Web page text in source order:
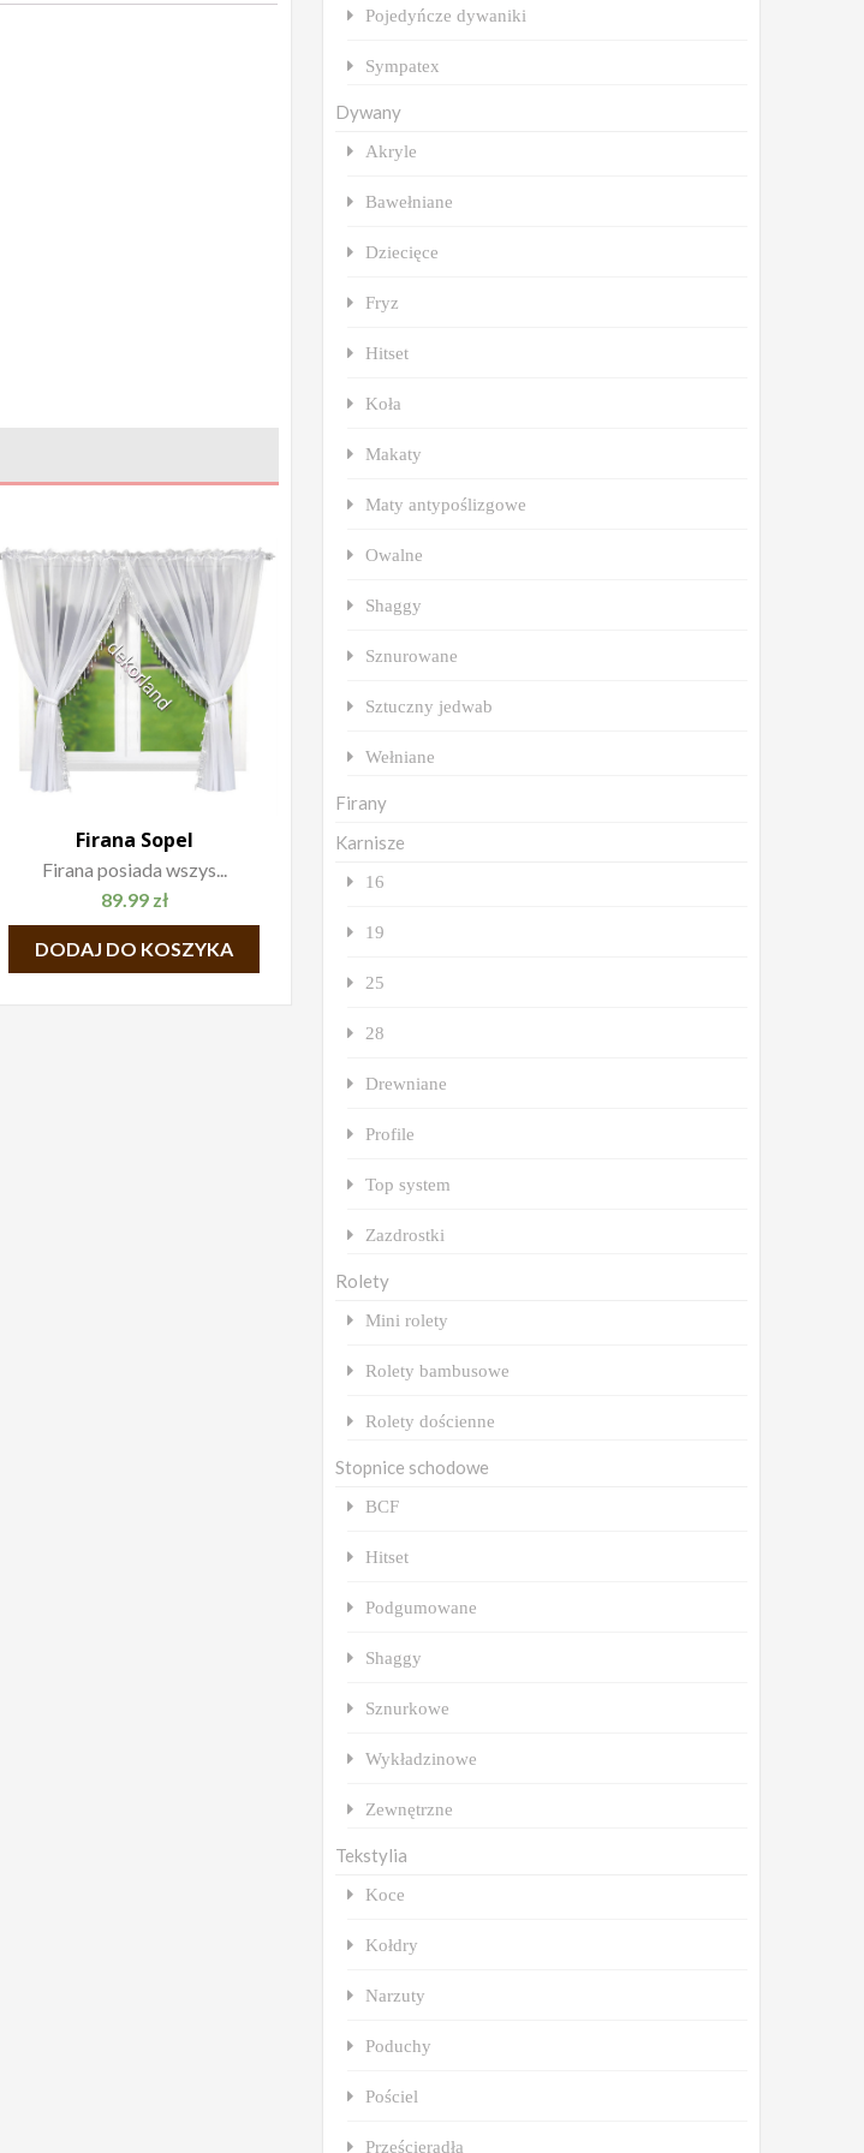
Firana Sopel
Firana posiada wszys...
89.99 zł
DODAJ DO KOSZYKA
Pojedyńcze dywaniki
Sympatex
Dywany
Akryle
Bawełniane
Dziecięce
Fryz
Hitset
Koła
Makaty
Maty antypoślizgowe
Owalne
Shaggy
Sznurowane
Sztuczny jedwab
Wełniane
Firany
Karnisze
16
19
25
28
Drewniane
Profile
Top system
Zazdrostki
Rolety
Mini rolety
Rolety bambusowe
Rolety dościenne
Stopnice schodowe
BCF
Hitset
Podgumowane
Shaggy
Sznurkowe
Wykładzinowe
Zewnętrzne
Tekstylia
Koce
Kołdry
Narzuty
Poduchy
Pościel
Prześcieradła